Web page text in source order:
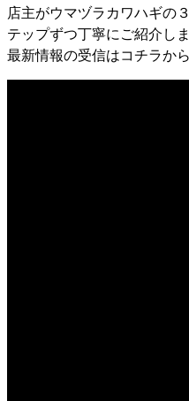
店主がウマヅラカワハギの
テップずつ丁寧にご紹介しま
最新情報の受信はコチラか